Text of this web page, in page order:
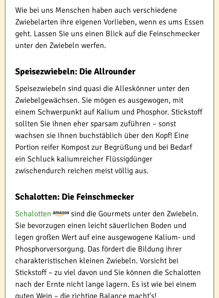
Wie bei uns Menschen haben auch verschiedene
Zwiebelarten ihre eigenen Vorlieben, wenn es ums Essen
geht. Lassen Sie uns einen Blick auf die Feinschmecker
unter den Zwiebeln werfen.
Speisezwiebeln: Die Allrounder
Speisezwiebeln sind quasi die Alleskönner unter den
Zwiebelgewächsen. Sie mögen es ausgewogen, mit
einem Schwerpunkt auf Kalium und Phosphor. Stickstoff
sollten Sie ihnen eher sparsam zuführen – sonst
wachsen sie Ihnen buchstäblich über den Kopf! Eine
Portion reifer Kompost zur Begrüßung und bei Bedarf
ein Schluck kaliumreicher Flüssigdünger
zwischendurch reichen meist völlig aus.
Schalotten: Die Feinschmecker
Schalotten
sind die Gourmets unter den Zwiebeln.
Sie bevorzugen einen leicht säuerlichen Boden und
legen großen Wert auf eine ausgewogene Kalium- und
Phosphorversorgung. Das fördert die Bildung ihrer
charakteristischen kleinen Zwiebeln. Vorsicht bei
Stickstoff – zu viel davon und Sie können die Schalotten
nach der Ernte nicht lange lagern. Es ist wie bei einem
guten Wein – die richtige Balance macht's!